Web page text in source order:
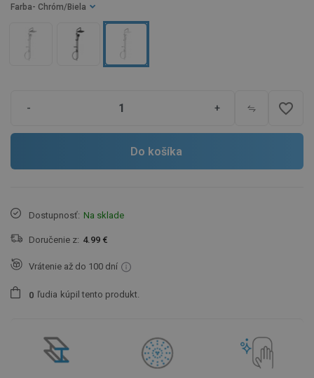
Farba - Chróm/Biela
- + favorite_border
Do košíka
Dostupnosť: Na sklade
Doručenie z: 4.99 €
Vrátenie až do 100 dní
0 ľudia kúpil tento produkt.